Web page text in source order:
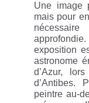
Une image
mais pour
exposition
astronome
d’Azur,
d’Antibes.
peintre au-